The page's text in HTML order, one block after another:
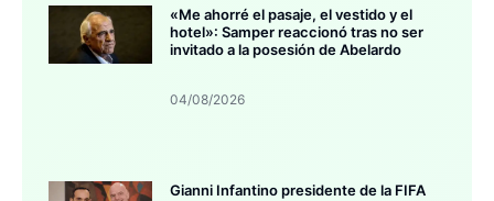
«Me ahorré el pasaje, el vestido y el
hotel»: Samper reaccionó tras no ser
invitado a la posesión de Abelardo
04/08/2026
Gianni Infantino presidente de la FIFA